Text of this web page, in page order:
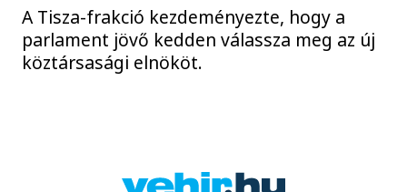
A Tisza-frakció kezdeményezte, hogy a
parlament jövő kedden válassza meg az új
köztársasági elnököt.